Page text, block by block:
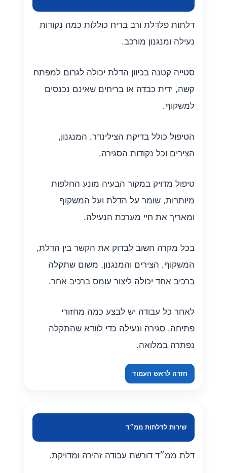
דלתות פלדלת ורב בריח כוללות כמה נקודות
נעילה ומנגנון מורכב.
סטייה קטנה בכיוון הדלת יכולה לגרום למפתח
קשה, ידית כבדה או בריחים שאינם נכנסים
למשקוף.
הטיפול כולל בדיקת הצילינדר, המנגנון,
הצירים וכל נקודות הסגירה.
טיפול מדויק במקור הבעיה מונע החלפות
מיותרות, שומר על הדלת ועל המשקוף
ומאריך את חיי מערכת הנעילה.
בכל מקרה חשוב לבדוק את הקשר בין הדלת,
המשקוף, הצירים והמנגנון, משום שתקלה
ברכיב אחד יכולה ליצור עומס ברכיב אחר.
לאחר כל עבודה יש לבצע כמה מחזורי
פתיחה, סגירה ונעילה כדי לוודא שהתקלה
נפתרה במלואה.
חזרה לראש העמוד
שירות לדלתות ממ״ד
דלת ממ״ד דורשת עבודה זהירה ומדויקת.